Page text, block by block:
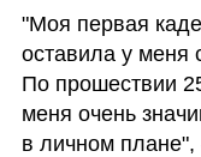
"Моя первая
оставила у
По прошествии
меня очень
в личном плане",